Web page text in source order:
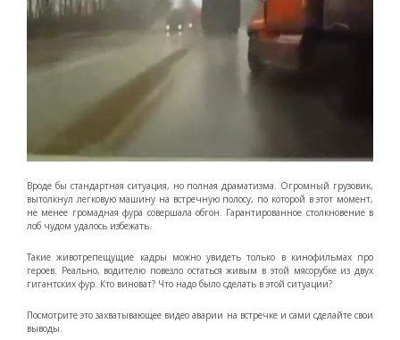
Вроде бы стандартная ситуация, но полная драматизма. Огромный грузовик,
вытолкнул легковую машину на встречную полосу, по которой в этот момент,
не менее громадная фура совершала обгон. Гарантированное столкновение в
лоб чудом удалось избежать.
Такие животрепещущие кадры можно увидеть только в кинофильмах про
героев. Реально, водителю повезло остаться живым в этой мясорубке из двух
гигантских фур. Кто виноват? Что надо было сделать в этой ситуации?
Посмотрите это захватывающее видео аварии на встречке и сами сделайте свои
выводы.